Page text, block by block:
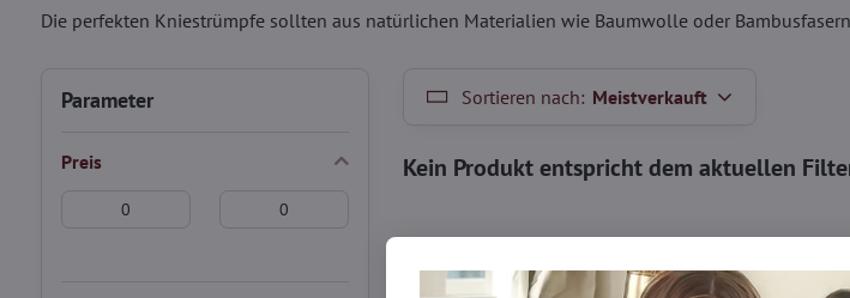
Die perfekten Kniestrümpfe sollten aus natürlichen Materialien wie Baumwolle oder
Sortieren nach: Meistverkauft
Parameter
Preis